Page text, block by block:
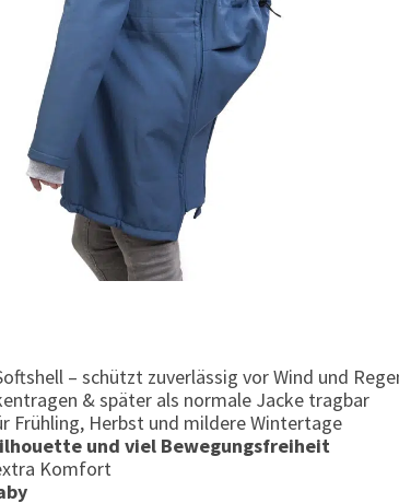
– schützt zuverlässig vor Wind und
& später als normale Jacke tragbar
Frühling, Herbst und mildere Wintertage
und viel Bewegungsfreiheit
Komfort